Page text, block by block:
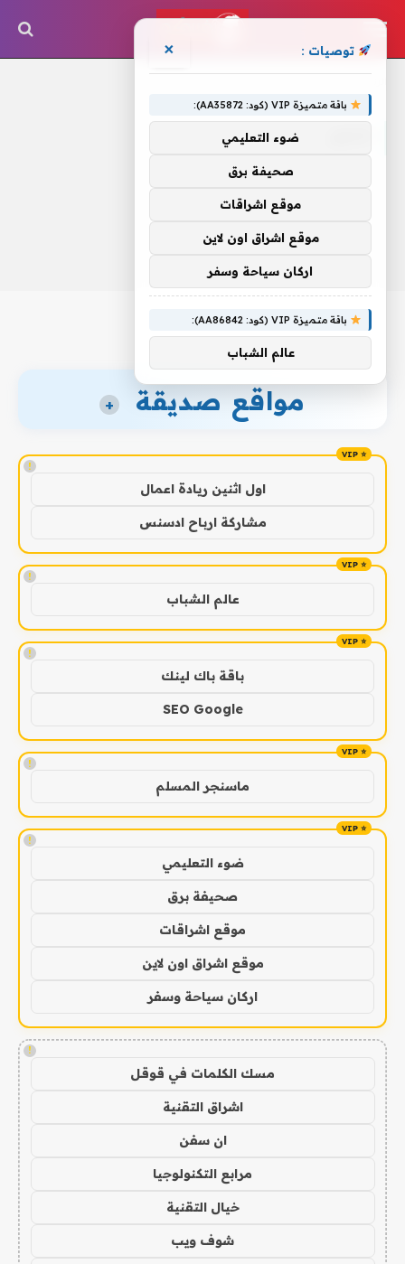
مواقع صديقة +
!
اول اثنين ريادة اعمال
مشاركة ارباح ادسنس
!
عالم الشباب
!
باقة باك لينك
SEO Google
!
ماسنجر المسلم
!
ضوء التعليمي
صحيفة برق
موقع اشراقات
موقع اشراق اون لاين
اركان سياحة وسفر
!
مسك الكلمات في قوقل
اشراق التقنية
ان سفن
مرابع التكنولوجيا
خيال التقنية
شوف ويب
توصيات : ×
باقة متميزة VIP (كود: AA35872):
ضوء التعليمي
صحيفة برق
موقع اشراقات
موقع اشراق اون لاين
اركان سياحة وسفر
باقة متميزة VIP (كود: AA86842):
عالم الشباب